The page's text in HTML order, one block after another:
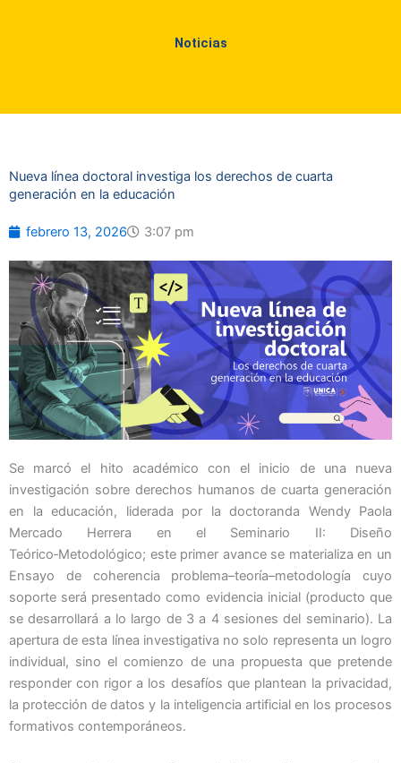
Noticias
Nueva línea doctoral investiga los derechos de cuarta
generación en la educación
febrero 13, 2026 3:07 pm
Se marcó el hito académico con el inicio de una nueva
investigación sobre derechos humanos de cuarta generación
en la educación, liderada por la doctoranda Wendy Paola
Mercado Herrera en el Seminario II: Diseño
Teórico‑Metodológico; este primer avance se materializa en un
Ensayo de coherencia problema–teoría–metodología cuyo
soporte será presentado como evidencia inicial (producto que
se desarrollará a lo largo de 3 a 4 sesiones del seminario). La
apertura de esta línea investigativa no solo representa un logro
individual, sino el comienzo de una propuesta que pretende
responder con rigor a los desafíos que plantean la privacidad,
la protección de datos y la inteligencia artificial en los procesos
formativos contemporáneos.